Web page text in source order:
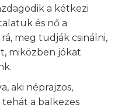
a kétkezi
és nő a
meg tudják csinálni,
miközben jókat
aki néprajzos,
tehát a balkezes